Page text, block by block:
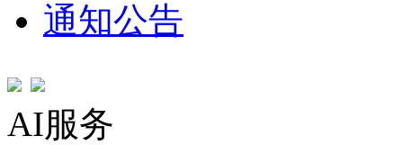
通知公告
AI服务